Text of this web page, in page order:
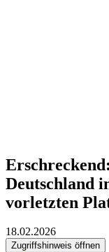
Deutschland
vorletzten
18.02.2026
Zugriffshinweis öffnen